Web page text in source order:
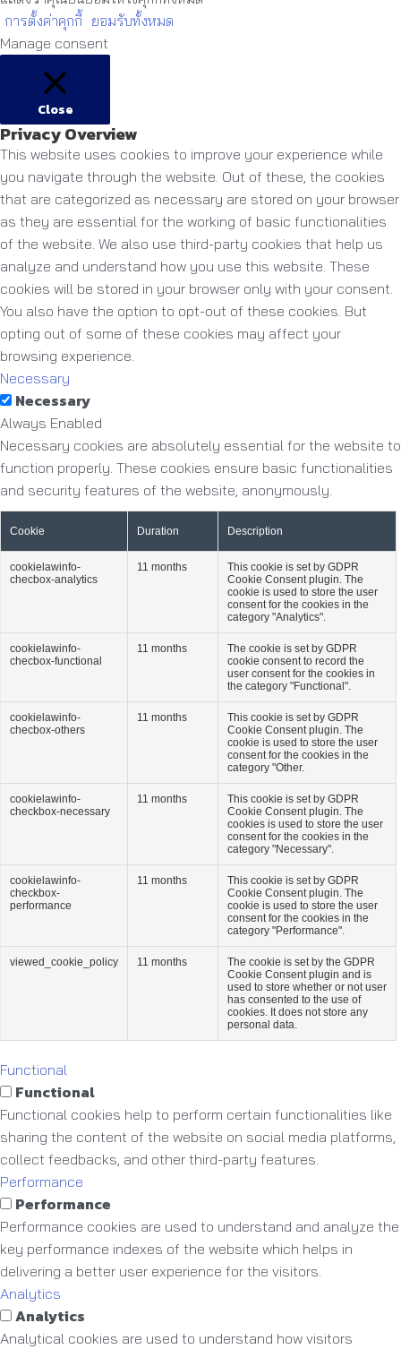
การตั้งค่าคุกกี้ ยอมรับทั้งหมด
Manage consent
Close
Privacy Overview
This website uses cookies to improve your experience while
you navigate through the website. Out of these, the cookies
that are categorized as necessary are stored on your browser
as they are essential for the working of basic functionalities
of the website. We also use third-party cookies that help us
analyze and understand how you use this website. These
cookies will be stored in your browser only with your consent.
You also have the option to opt-out of these cookies. But
opting out of some of these cookies may affect your
browsing experience.
Necessary
Necessary
Always Enabled
Necessary cookies are absolutely essential for the website to
function properly. These cookies ensure basic functionalities
and security features of the website, anonymously.
Cookie Duration Description
cookielawinfo-
checbox-analytics
11 months
This cookie is set by GDPR
Cookie Consent plugin. The
cookie is used to store the user
consent for the cookies in the
category "Analytics".
cookielawinfo-
checbox-functional
11 months
The cookie is set by GDPR
cookie consent to record the
user consent for the cookies in
the category "Functional".
cookielawinfo-
checbox-others
11 months
This cookie is set by GDPR
Cookie Consent plugin. The
cookie is used to store the user
consent for the cookies in the
category "Other.
cookielawinfo-
checkbox-necessary
11 months
This cookie is set by GDPR
Cookie Consent plugin. The
cookies is used to store the user
consent for the cookies in the
category "Necessary".
cookielawinfo-
checkbox-
performance
11 months
This cookie is set by GDPR
Cookie Consent plugin. The
cookie is used to store the user
consent for the cookies in the
category "Performance".
viewed_cookie_policy 11 months
The cookie is set by the GDPR
Cookie Consent plugin and is
used to store whether or not user
has consented to the use of
cookies. It does not store any
personal data.
Functional
Functional
Functional cookies help to perform certain functionalities like
sharing the content of the website on social media platforms,
collect feedbacks, and other third-party features.
Performance
Performance
Performance cookies are used to understand and analyze the
key performance indexes of the website which helps in
delivering a better user experience for the visitors.
Analytics
Analytics
Analytical cookies are used to understand how visitors